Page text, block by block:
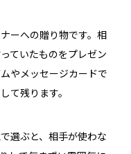
ーへの贈り物です。相
ていたものをプレゼン
やメッセージカードで
て残ります。
選ぶと、相手が使わな